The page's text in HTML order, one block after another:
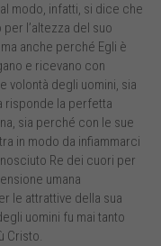
modo, infatti, si dice che
l’altezza del suo
anche perché Egli è
e ricevano con
volontà degli uomini, sia
risponde la perfetta
sia perché con le sue
in modo da infiammarci
Re dei cuori per
umana
le attrattive della sua
uomini fu mai tanto
Cristo.